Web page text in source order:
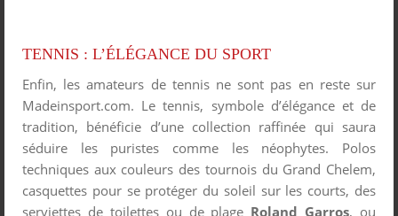
TENNIS : L’ÉLÉGANCE DU SPORT
Enfin, les amateurs de tennis ne sont pas en reste sur
Madeinsport.com. Le tennis, symbole d’élégance et de
tradition, bénéficie d’une collection raffinée qui saura
séduire les puristes comme les néophytes. Polos
techniques aux couleurs des tournois du Grand Chelem,
casquettes pour se protéger du soleil sur les courts, des
serviettes de toilettes ou de plage Roland Garros, ou